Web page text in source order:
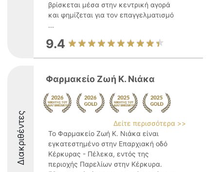
βρίσκεται μέσα στην κεντρική αγορά
και φημίζεται για τον επαγγελματισμό
...
9.4
Διακριθέντες
Φαρμακείο Ζωή Κ. Νιάκα
Δείτε περισσότερα >>
Το Φαρμακείο Ζωή Κ. Νιάκα είναι
εγκατεστημένο στην Επαρχιακή οδό
Κέρκυρας - Πέλεκα, εντός της
περιοχής Παρελίων στην Κέρκυρα.